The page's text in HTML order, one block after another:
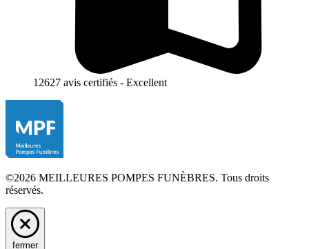
12627 avis certifiés - Excellent
©2026 MEILLEURES POMPES FUNÈBRES. Tous droits
réservés.
fermer